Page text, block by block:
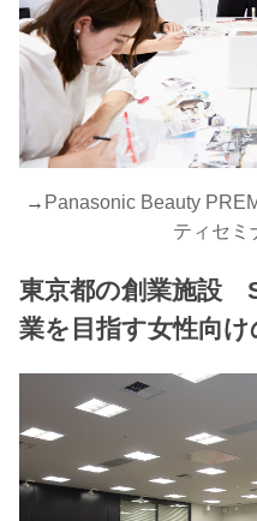
→ Panasonic Beauty
ティセミ
東京都の創業施設
業を目指す女性向